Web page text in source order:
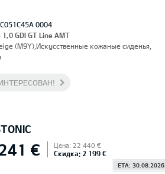
0004
GDI GT Line AMT
(M9Y),Искусственные кожаные сиденья,
€ Цена: 22 440 €
Скидка: 2 199 €
ETA: 30.08.2026